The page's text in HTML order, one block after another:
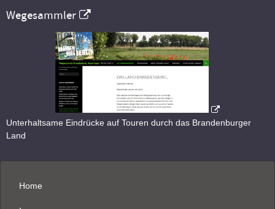
Wegesammler
Unterhaltsame Eindrücke auf Touren durch das Brandenburger
Land
Home